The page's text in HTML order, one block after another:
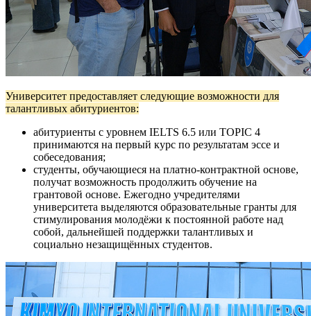
Университет предоставляет следующие возможности для
талантливых абитуриентов:
абитуриенты с уровнем IELTS 6.5 или TOPIC 4
принимаются на первый курс по результатам эссе и
собеседования;
студенты, обучающиеся на платно-контрактной основе,
получат возможность продолжить обучение на
грантовой основе. Ежегодно учредителями
университета выделяются образовательные гранты для
стимулирования молодёжи к постоянной работе над
собой, дальнейшей поддержки талантливых и
социально незащищённых студентов.